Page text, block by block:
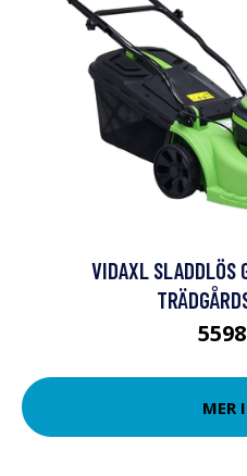
VIDAXL SLADDLÖS
MER